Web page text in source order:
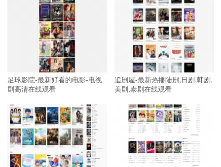
足球影院-最新好看的电影-电视
剧高清在线观看
追剧屋-最新热播陆剧,日剧,韩剧,
美剧,泰剧在线观看